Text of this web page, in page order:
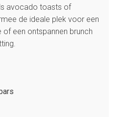
avocado toasts of
de ideale plek voor een
een ontspannen brunch